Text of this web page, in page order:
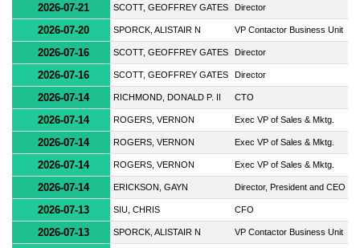
2026-07-21
SCOTT, GEOFFREY GATES Director
2026-07-20 SPORCK, ALISTAIR N VP Contactor Business Unit
2026-07-16 SCOTT, GEOFFREY GATES Director
2026-07-16 SCOTT, GEOFFREY GATES Director
2026-07-14 RICHMOND, DONALD P. II CTO
2026-07-14 ROGERS, VERNON Exec VP of Sales & Mktg.
2026-07-14 ROGERS, VERNON Exec VP of Sales & Mktg.
2026-07-14 ROGERS, VERNON Exec VP of Sales & Mktg.
2026-07-14 ERICKSON, GAYN Director, President and CEO
2026-07-13 SIU, CHRIS CFO
2026-07-13 SPORCK, ALISTAIR N VP Contactor Business Unit